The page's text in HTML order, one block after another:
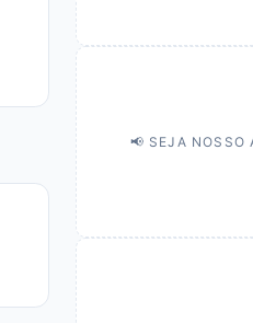
📢 SEJA NOSSO